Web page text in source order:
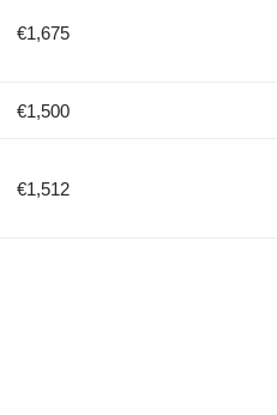
€1,675
€1,500
€1,512